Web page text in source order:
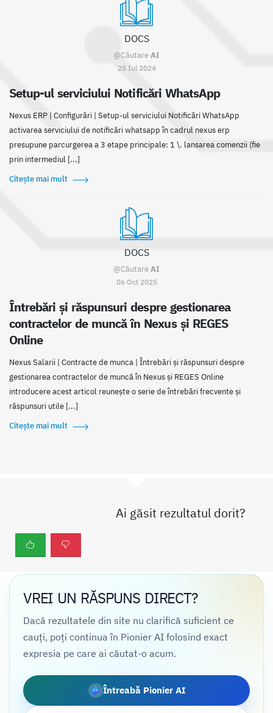
DOCS
@CăutareAI
25 Iul 2024
Setup-ul serviciului Notificări WhatsApp
Nexus ERP | Configurări | Setup-ul serviciului Notificări WhatsApp
activarea serviciului de notificări whatsapp în cadrul nexus erp
presupune parcurgerea a 3 etape principale: 1 \. lansarea comenzii (fie
prin intermediul [...]
Citește mai mult
DOCS
@CăutareAI
06 Oct 2025
Întrebări și răspunsuri despre gestionarea
contractelor de muncă în Nexus și REGES
Online
Nexus Salarii | Contracte de munca | Întrebări și răspunsuri despre
gestionarea contractelor de muncă în Nexus și REGES Online
introducere acest articol reunește o serie de întrebări frecvente și
răspunsuri utile [...]
Citește mai mult
Ai găsit rezultatul dorit?
VREI UN RĂSPUNS DIRECT?
Dacă rezultatele din site nu clarifică suficient ce
cauți, poți continua în Pionier AI folosind exact
expresia pe care ai căutat-o acum.
Întreabă Pionier AI